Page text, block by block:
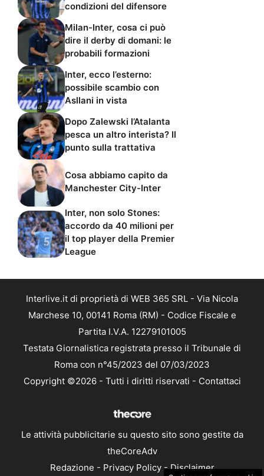
condizioni del difensore
Milan-Inter, cosa ci può
dire il derby di domani: le
probabili formazioni
Inter, ecco l’esterno:
possibile scambio con
Asllani in vista
Dopo Zalewski l’Atalanta
pesca un altro interista? Il
punto sulla trattativa
Cosa abbiamo capito da
Manchester City-Inter
Inter, non solo Stones:
accordo da 40 milioni per
il top player della Premier
League
Interlive.it di proprietà di WEB 365 SRL - Via Nicola
Marchese 10, 00141 Roma (RM) - Codice Fiscale e
Partita I.V.A. 12279101005
Testata Giornalistica registrata presso il Tribunale di
Roma con n°45/2023 del 07/03/2023
Copyright ©2026 - Tutti i diritti riservati - Contattaci
Le attività pubblicitarie su questo sito sono gestite da
theCoreAdv
Redazione - Privacy Policy-Disclaimer